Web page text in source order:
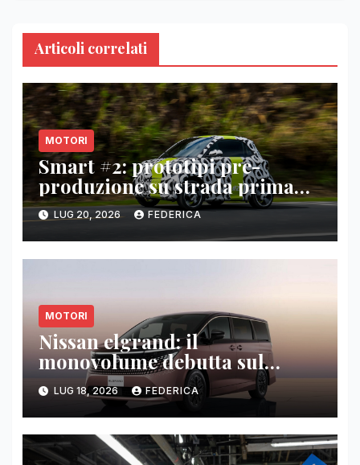
Articoli correlati
MOTORI
Smart #2: prototipi pre-
produzione su strada prima
del paris motor show 2026
LUG 20, 2026 FEDERICA
MOTORI
Nissan elgrand: il
monovolume debutta sul
mercato giapponese
LUG 18, 2026 FEDERICA